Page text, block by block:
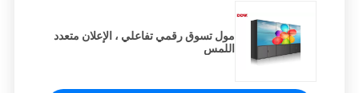
مول تسوق رقمي تفاعلي ، الإعلان متعدد
اللمس